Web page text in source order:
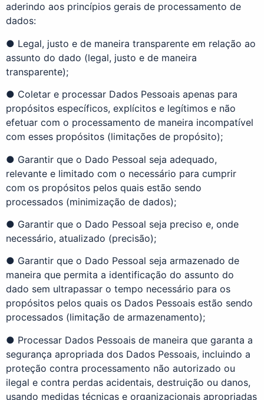
aderindo aos princípios gerais de processamento de
dados:
● Legal, justo e de maneira transparente em relação ao
assunto do dado (legal, justo e de maneira
transparente);
● Coletar e processar Dados Pessoais apenas para
propósitos específicos, explícitos e legítimos e não
efetuar com o processamento de maneira incompatível
com esses propósitos (limitações de propósito);
● Garantir que o Dado Pessoal seja adequado,
relevante e limitado com o necessário para cumprir
com os propósitos pelos quais estão sendo
processados (minimização de dados);
● Garantir que o Dado Pessoal seja preciso e, onde
necessário, atualizado (precisão);
● Garantir que o Dado Pessoal seja armazenado de
maneira que permita a identificação do assunto do
dado sem ultrapassar o tempo necessário para os
propósitos pelos quais os Dados Pessoais estão sendo
processados (limitação de armazenamento);
● Processar Dados Pessoais de maneira que garanta a
segurança apropriada dos Dados Pessoais, incluindo a
proteção contra processamento não autorizado ou
ilegal e contra perdas acidentais, destruição ou danos,
usando medidas técnicas e organizacionais apropriadas